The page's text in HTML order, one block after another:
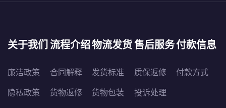
关于我们
廉洁政策
隐私政策
流程介绍
合同解释
货物返修
物流发货
发货标准
货物包装
售后服务
质保返修
投诉处理
付款信息
付款方式